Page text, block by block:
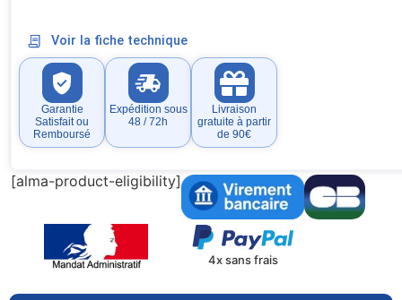
Voir la fiche technique
Garantie
Satisfait ou
Remboursé
Expédition sous
48 / 72h
Livraison
gratuite à partir
de 90€
[alma-product-eligibility]
4x sans frais